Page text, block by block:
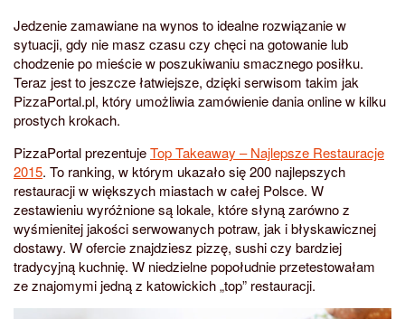
Jedzenie zamawiane na wynos to idealne rozwiązanie w
sytuacji, gdy nie masz czasu czy chęci na gotowanie lub
chodzenie po mieście w poszukiwaniu smacznego posiłku.
Teraz jest to jeszcze łatwiejsze, dzięki serwisom takim jak
PizzaPortal.pl, który umożliwia zamówienie dania online w kilku
prostych krokach.
PizzaPortal prezentujeTop Takeaway – Najlepsze Restauracje
2015. To ranking, w którym ukazało się 200 najlepszych
restauracji w większych miastach w całej Polsce. W
zestawieniu wyróżnione są lokale, które słyną zarówno z
wyśmienitej jakości serwowanych potraw, jak i błyskawicznej
dostawy. W ofercie znajdziesz pizzę, sushi czy bardziej
tradycyjną kuchnię. W niedzielne popołudnie przetestowałam
ze znajomymi jedną z katowickich „top” restauracji.